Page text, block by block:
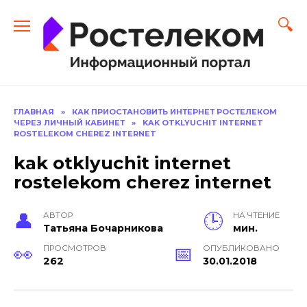
содержанию
ГЛАВНАЯ »
КАК ПРИОСТАНОВИТЬ ИНТЕРНЕТ РОСТЕЛЕКОМ
ЧЕРЕЗ ЛИЧНЫЙ КАБИНЕТ
»
KAK OTKLYUCHIT INTERNET
ROSTELEKOM CHEREZ INTERNET
kak otklyuchit internet
rostelekom cherez internet
АВТОР
Тать­яна Бо­чар­ни­кова
НА ЧТЕНИЕ
мин.
ПРОСМОТРОВ
262
ОПУБЛИКОВАНО
30.01.2018